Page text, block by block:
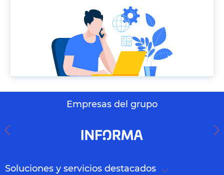
Empresas del grupo
Soluciones y servicios destacados